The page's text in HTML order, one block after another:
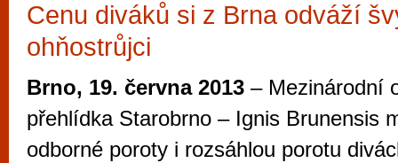
Cenu diváků si z Brna odváží
ohňostrůjci
Brno, 19. června 2013 – Mezinárodní
přehlídka Starobrno – Ignis Brunensis
odborné poroty i rozsáhlou porotu
Průvodce
Brno je
zajímavé